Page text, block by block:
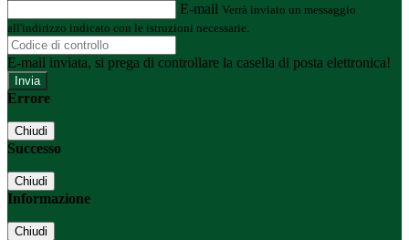
E-mail Verrà inviato un messaggio
all'indirizzo indicato con le istruzioni necessarie.
E-mail inviata, si prega di controllare la casella di posta elettronica!
Errore
Chiudi
Successo
Chiudi
Informazione
Chiudi